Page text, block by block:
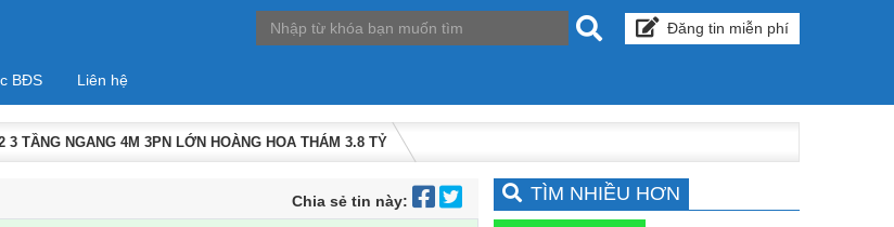
Đăng tin miễn phí
BĐS Liên hệ
3 TẦNG NGANG 4M 3PN LỚN HOÀNG HOA THÁM 3.8 TỶ
Chia sẻ tin này: TÌM NHIỀU HƠN